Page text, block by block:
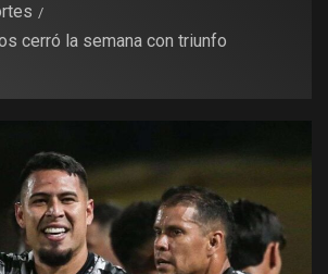
cerró la semana con triunfo